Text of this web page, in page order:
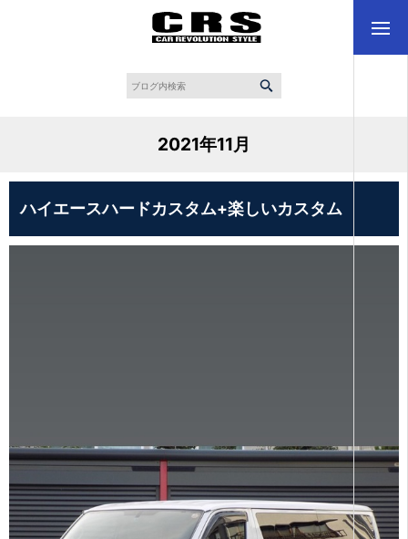
2021年11月
ハイエースハードカスタム+楽しいカスタム